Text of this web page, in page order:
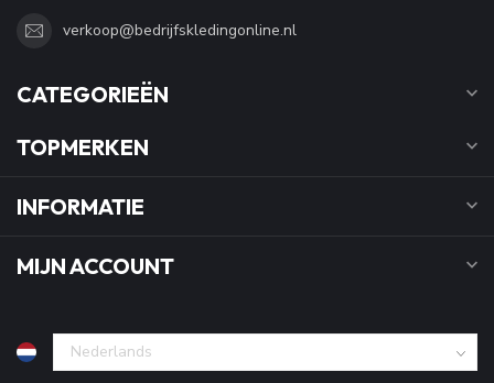
verkoop@bedrijfskledingonline.nl
CATEGORIEËN
TOPMERKEN
INFORMATIE
MIJN ACCOUNT